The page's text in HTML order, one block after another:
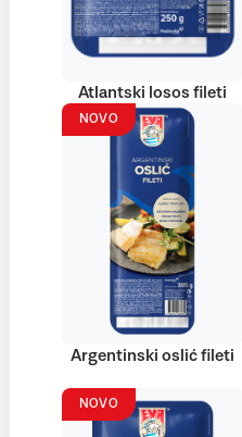
Atlantski losos fileti
NOVO
Argentinski oslić fileti
NOVO